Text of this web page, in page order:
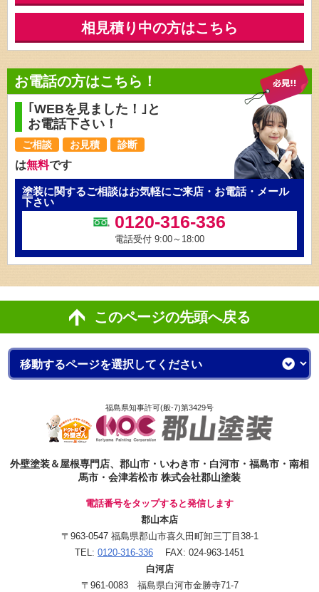
相見積り中の方はこちら
お電話の方はこちら！
｢WEBを見ました！｣と
お電話下さい！
ご相談 お見積 診断
は無料です
塗装に関するご相談はお気軽にご来店・お電話・メール
下さい
0120-316-336
電話受付 9:00～18:00
このページの先頭へ戻る
福島県知事許可(般-7)第3429号
外壁塗装＆屋根専門店、郡山市・いわき市・白河市・福島市・南相
馬市・会津若松市 株式会社郡山塗装
電話番号をタップすると発信します
郡山本店
〒963-0547 福島県郡山市喜久田町卸三丁目38-1
TEL: 0120-316-336 FAX: 024-963-1451
白河店
〒961-0083 福島県白河市金勝寺71-7